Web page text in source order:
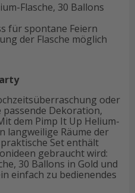
Flasche, 30 Ballons
für spontane Feiern
der Flasche möglich
oder
Dekoration,
dem Pimp It Up Helium-
langweilige Räume der
Set enthält
gebraucht wird:
30 Ballons in Gold und
einfach zu bedienendes